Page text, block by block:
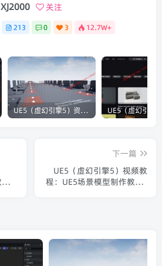
XJ2000 关注
213 0 3 12.7W+
UE5（虚幻引擎5）资源：Bullet VFX Pack 子弹视觉特效包
_
下一篇
UE5（虚幻引擎5）视频教
程：UE5场景模型制作教程_